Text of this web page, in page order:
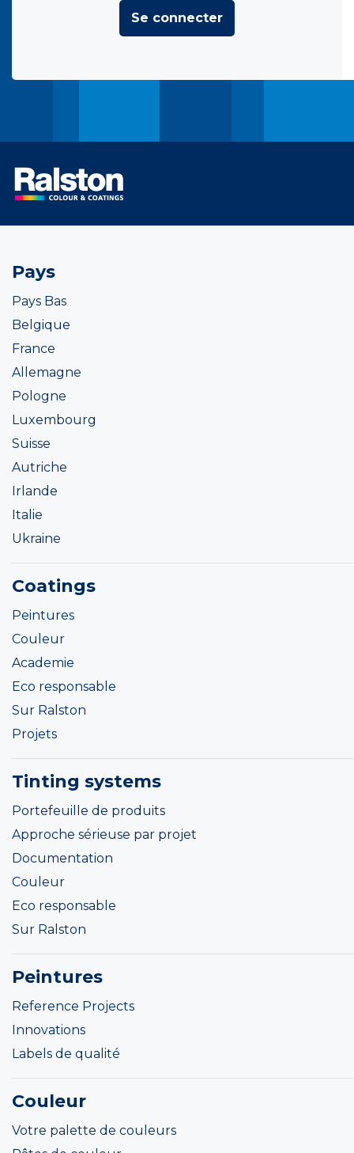
Se connecter
Pays
Pays Bas
Belgique
France
Allemagne
Pologne
Luxembourg
Suisse
Autriche
Irlande
Italie
Ukraine
Coatings
Peintures
Couleur
Academie
Eco responsable
Sur Ralston
Projets
Tinting systems
Portefeuille de produits
Approche sérieuse par projet
Documentation
Couleur
Eco responsable
Sur Ralston
Peintures
Reference Projects
Innovations
Labels de qualité
Couleur
Votre palette de couleurs